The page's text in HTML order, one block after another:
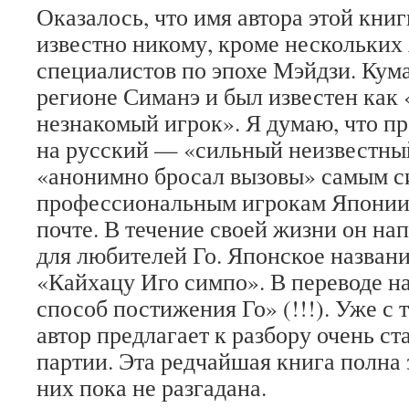
Оказалось, что имя автора этой
известно никому, кроме
специалистов по эпохе Мэйдзи.
регионе Симанэ и был известен
незнакомый игрок». Я думаю, что
на русский — «сильный
«анонимно бросал вызовы» самым
профессиональным игрокам
почте. В течение своей жизни он
для любителей Го. Японское
«Кайхацу Иго симпо». В переводе
способ постижения Го» (!!!). Уже с
автор предлагает к разбору очень
партии. Эта редчайшая книга полна
них пока не разгадана.